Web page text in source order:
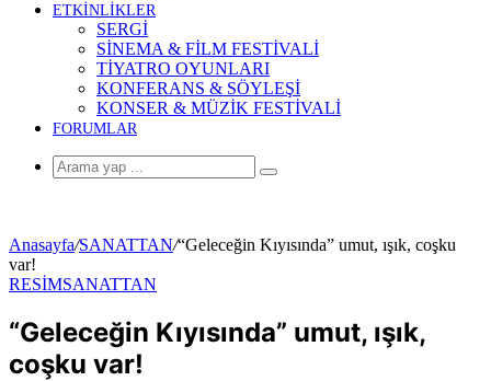
ETKİNLİKLER
SERGİ
SİNEMA & FİLM FESTİVALİ
TİYATRO OYUNLARI
KONFERANS & SÖYLEŞİ
KONSER & MÜZİK FESTİVALİ
FORUMLAR
Arama
Anasayfa/SANATTAN/“Geleceğin Kıyısında” umut, ışık, coşku
var!
RESİMSANATTAN
“Geleceğin Kıyısında” umut, ışık,
coşku var!